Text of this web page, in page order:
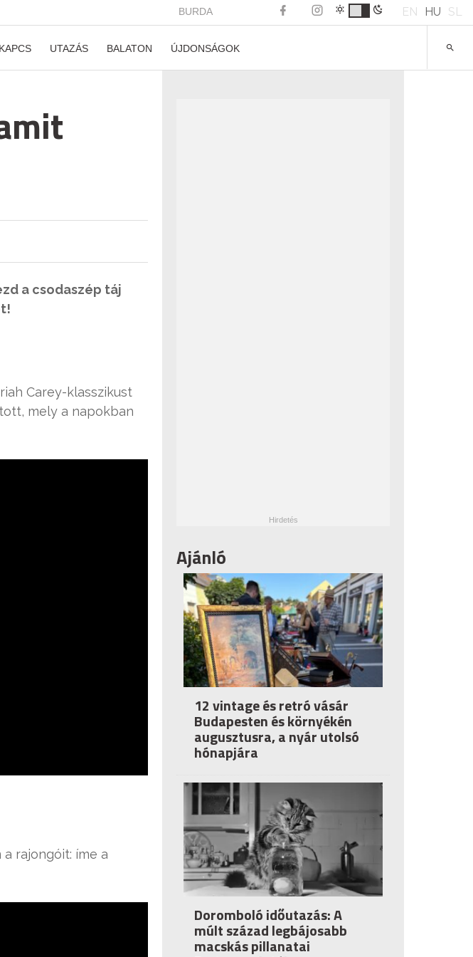
BURDA EN HU SL
UTAZÁS BALATON ÚJDONSÁGOK
a csodaszép táj
Carey-klasszikust
mely a napokban
rajongóit: íme a
Ajánló
12 vintage és retró vásár
Budapesten és környékén
augusztusra, a nyár utolsó
hónapjára
Doromboló időutazás: A
múlt század legbájosabb
macskás pillanatai